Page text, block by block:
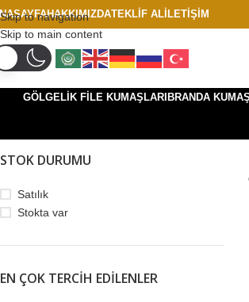
Skip to navigation
Skip to main content
HAKKIMIZDATEKLIF AL İLETIŞIM
GÖLGELIK FILE KUMAŞLARIBRANDA
STOK DURUMU
Satılık
Stokta var
EN ÇOK TERCIH EDILENLER